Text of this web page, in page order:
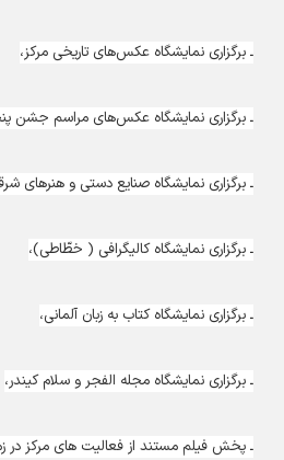
ـ برگزاری نمایشگاه عکس‌های تاریخی مرکز،
ـ برگزاری نمایشگاه عکس‌های مراسم جشن
ـ برگزاری نمایشگاه صنایع دستی و هنرهای
ـ برگزاری نمایشگاه کالیگرافی ( خطّاطی)،
ـ برگزاری نمایشگاه کتاب به زبان آلمانی،
ـ برگزاری نمایشگاه مجله الفجر و سلام کیندر،
ـ پخش فیلم مستند از فعالیت های مرکز در